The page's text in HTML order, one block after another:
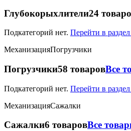
Глубокорыхлители24
Подкатегорий нет. Перейти в
МеханизацияПогрузчики
Погрузчики58 товаровВсе
Подкатегорий нет. Перейти в
МеханизацияСажалки
Сажалки6 товаровВсе